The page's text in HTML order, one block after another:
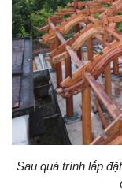
Sau quá trình lắp